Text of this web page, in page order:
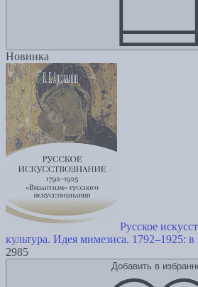
Новинка
Русское
культура. Идея мимезиса. 1792–1925: в
2985
Добавить в